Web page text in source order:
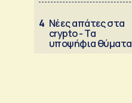
4 Νέες απάτες στα
crypto - Τα
υποψήφια θύματα